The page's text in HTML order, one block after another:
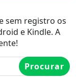
sem registro os
e Kindle. A
Procurar